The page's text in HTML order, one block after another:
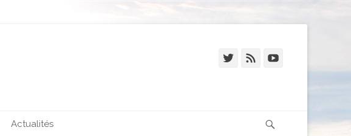
TwitterFeed
Actualités